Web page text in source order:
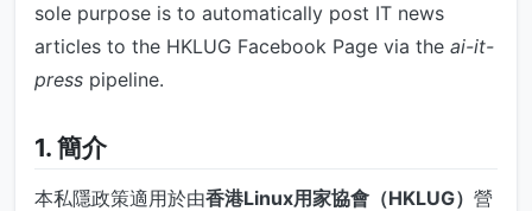
sole purpose is to automatically post IT news
articles to the HKLUG Facebook Page via the ai-it-
press pipeline.
1. 簡介
本私隱政策適用於由香港Linux用家協會（HKLUG） 營